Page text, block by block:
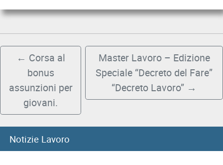
← Corsa al
bonus
assunzioni per
giovani.
Master Lavoro – Edizione
Speciale “Decreto del Fare”
“Decreto Lavoro” →
Notizie Lavoro
08/08/2026
8 agosto, Giornata nazionale sacrificio del lavoro italiano